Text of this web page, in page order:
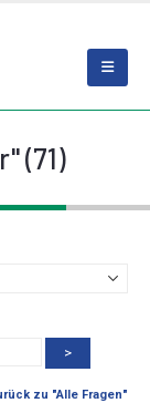
(71)
>
zu "Alle Fragen"